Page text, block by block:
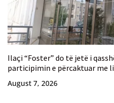
Ilaçi “Foster” do të jetë i
participimin e përcaktuar me
August 7, 2026